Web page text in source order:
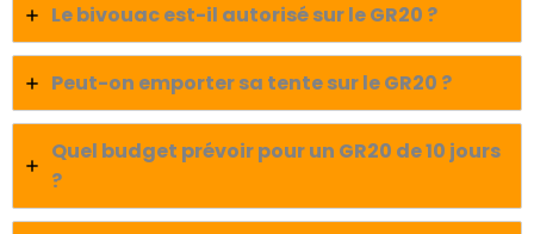
Le bivouac est-il autorisé sur le GR20 ?
Peut-on emporter sa tente sur le GR20 ?
Quel budget prévoir pour un GR20 de 10 jours
?